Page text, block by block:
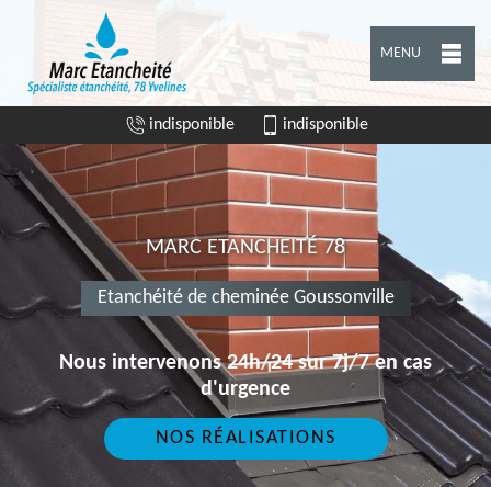
MENU
indisponible indisponible
MARC ETANCHEITÉ 78
Etanchéité de cheminée Goussonville
Nous intervenons 24h/24 sur 7j/7 en cas
d'urgence
NOS RÉALISATIONS